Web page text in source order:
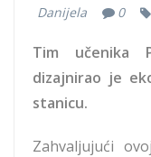
Danijela 0
Tim učenika
dizajnirao je
stanicu.
Zahvaljujući